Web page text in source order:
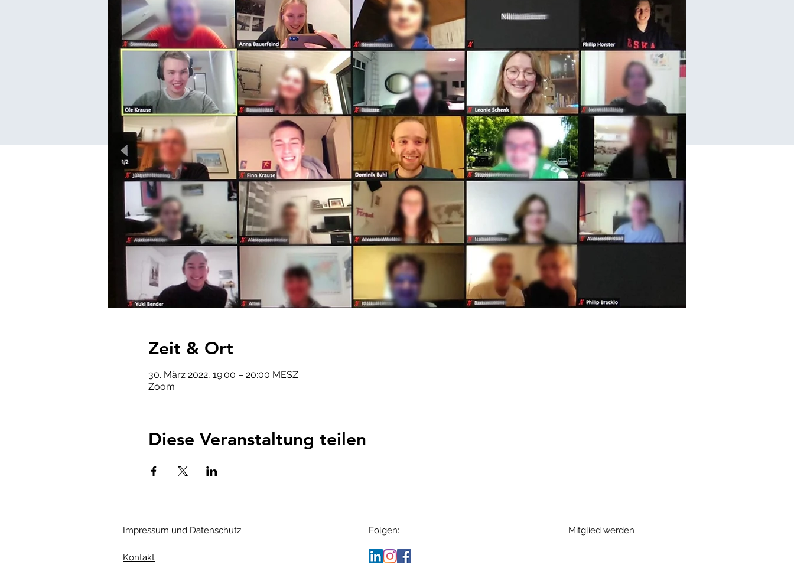
Zeit & Ort
30. März 2022, 19:00 – 20:00 MESZ
Zoom
Diese Veranstaltung teilen
Impressum und Datenschutz
Kontakt
Folgen: Mitglied werden